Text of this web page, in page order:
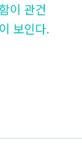
이 관건
보인다.